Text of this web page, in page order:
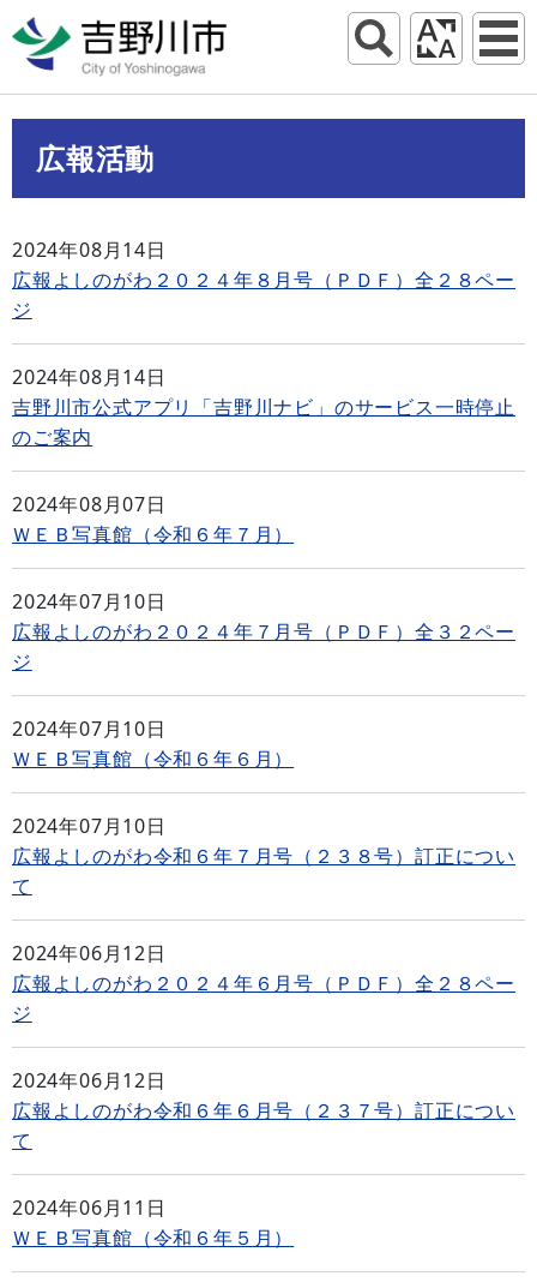
広報活動
2024年08月14日
広報よしのがわ２０２４年８月号（ＰＤＦ）全２８ペー
ジ
2024年08月14日
吉野川市公式アプリ「吉野川ナビ」のサービス一時停止
のご案内
2024年08月07日
ＷＥＢ写真館（令和６年７月）
2024年07月10日
広報よしのがわ２０２４年７月号（ＰＤＦ）全３２ペー
ジ
2024年07月10日
ＷＥＢ写真館（令和６年６月）
2024年07月10日
広報よしのがわ令和６年７月号（２３８号）訂正につい
て
2024年06月12日
広報よしのがわ２０２４年６月号（ＰＤＦ）全２８ペー
ジ
2024年06月12日
広報よしのがわ令和６年６月号（２３７号）訂正につい
て
2024年06月11日
ＷＥＢ写真館（令和６年５月）